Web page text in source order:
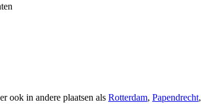
ook in andere plaatsen als Rotterdam, Papendrecht,